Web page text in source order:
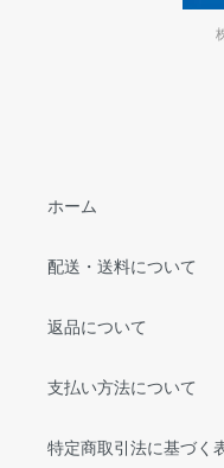
ホーム
配送・送料について
返品について
支払い方法について
特定商取引法に基づく